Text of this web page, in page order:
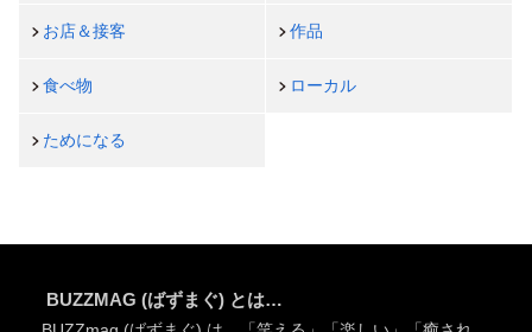
お店＆接客 作品
食べ物 ローカル
ためになる
BUZZMAG (ばずまぐ) とは…